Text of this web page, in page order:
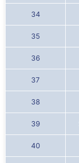
34
35
36
37
38
39
40